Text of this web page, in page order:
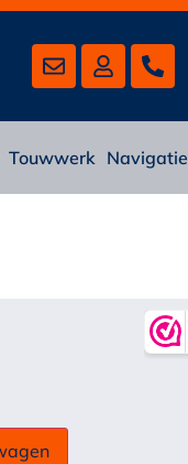
Touwwerk Navigatie